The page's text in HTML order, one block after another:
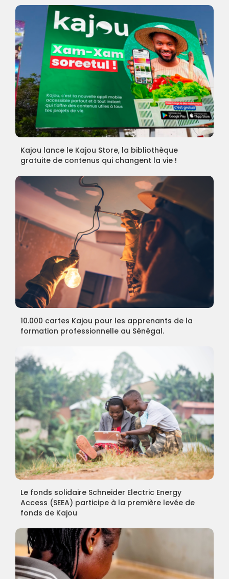
Kajou lance le Kajou Store, la bibliothèque
gratuite de contenus qui changent la vie !
10.000 cartes Kajou pour les apprenants de la
formation professionnelle au Sénégal.
Le fonds solidaire Schneider Electric Energy
Access (SEEA) participe à la première levée de
fonds de Kajou